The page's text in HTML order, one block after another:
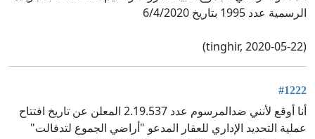
الرسمية عدد 1995 بتاريخ 6/4/2020
(tinghir, 2020-05-22)
#1222
أنا أوقع لأنني ضدالمرسوم عدد 2.19.537 المعلن عن تاريخ افتتاح
عملية التحديد الإداري للعقار المدعو "أراضي الجموع لتدفالت"